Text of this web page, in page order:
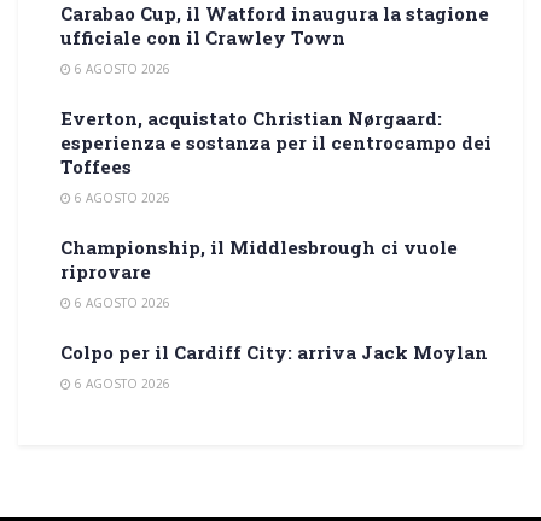
Carabao Cup, il Watford inaugura la stagione
ufficiale con il Crawley Town
6 AGOSTO 2026
Everton, acquistato Christian Nørgaard:
esperienza e sostanza per il centrocampo dei
Toffees
6 AGOSTO 2026
Championship, il Middlesbrough ci vuole
riprovare
6 AGOSTO 2026
Colpo per il Cardiff City: arriva Jack Moylan
6 AGOSTO 2026